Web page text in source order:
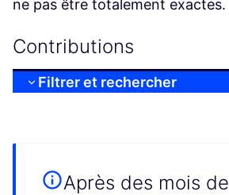
ne pas être totalement exactes.
Contributions
Filtrer et rechercher
Après des mois de